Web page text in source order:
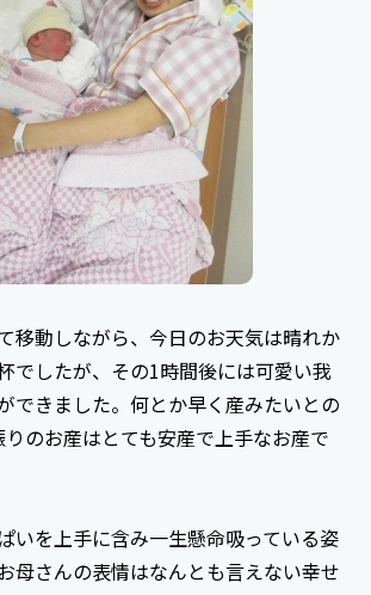
移動しながら、今日のお天気は晴れか
でしたが、その1時間後には可愛い我
できました。何とか早く産みたいとの
のお産はとても安産で上手なお産で
いを上手に含み一生懸命吸っている姿
母さんの表情はなんとも言えない幸せ